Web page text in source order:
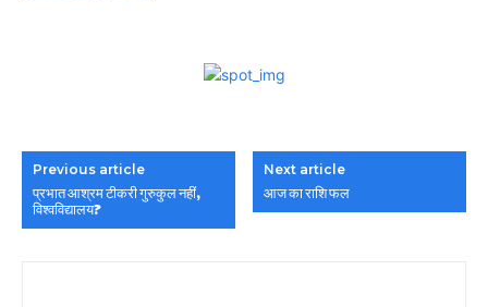
Previous article
प्रभात आश्रम टीकरी गुरुकुल नहीं,
विश्वविद्यालय?
Next article
आज का राशि फल